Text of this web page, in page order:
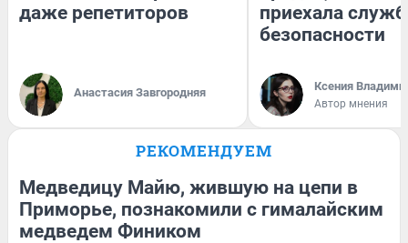
даже репетиторов
Анастасия Завгородняя
приехала
безопасности
Ксения
Автор мнения
РЕКОМЕНДУЕМ
Медведицу Майю, жившую на цепи в
Приморье, познакомили с гималайским
медведем Фиником